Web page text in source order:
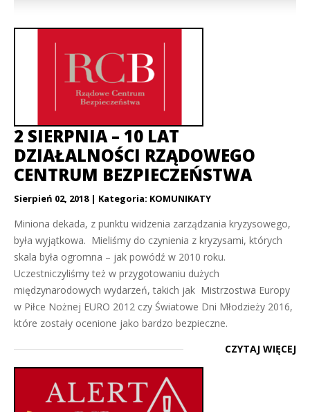
2 SIERPNIA – 10 LAT
DZIAŁALNOŚCI RZĄDOWEGO
CENTRUM BEZPIECZEŃSTWA
Sierpień 02, 2018 Kategoria: KOMUNIKATY
Miniona dekada, z punktu widzenia zarządzania kryzysowego,
była wyjątkowa. Mieliśmy do czynienia z kryzysami, których
skala była ogromna – jak powódź w 2010 roku.
Uczestniczyliśmy też w przygotowaniu dużych
międzynarodowych wydarzeń, takich jak Mistrzostwa Europy
w Piłce Nożnej EURO 2012 czy Światowe Dni Młodzieży 2016,
które zostały ocenione jako bardzo bezpieczne.
CZYTAJ WIĘCEJ